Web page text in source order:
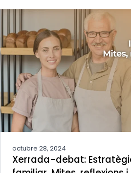
octubre 28, 2024
Xerrada-debat: